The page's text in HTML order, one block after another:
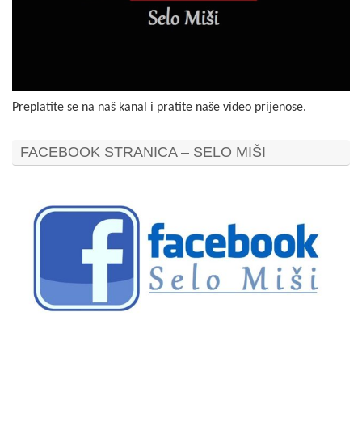
Preplatite se na naš kanal i pratite naše video prijenose.
FACEBOOK STRANICA – SELO MIŠI